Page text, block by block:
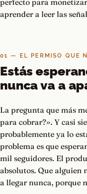
perfecto para
aprender a leer las
01 — EL PERMISO QUE
Estás
nunca va a
La pregunta que más
para cobrar?». Y casi
probablemente ya lo
problema es que
mil seguidores. El
absolutos. Que alguien
a llegar nunca, porque